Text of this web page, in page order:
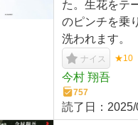
た。生花をテ
のピンチを乗
洗われます。
ナイス ★10
今村 翔吾
757
読了日：